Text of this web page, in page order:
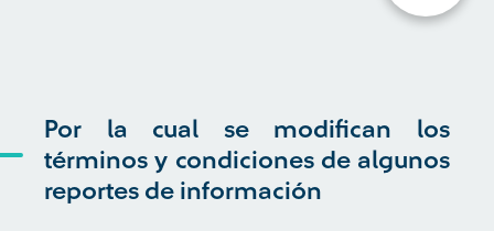
Por la cual se modifican los
términos y condiciones de algunos
reportes de información